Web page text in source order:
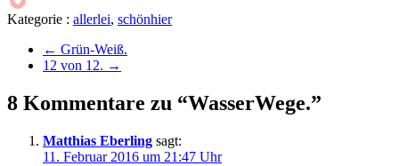
Kategorie : allerlei, schönhier
← Grün-Weiß.
12 von 12. →
8 Kommentare zu “WasserWege.”
Matthias Eberling sagt:
11. Februar 2016 um 21:47 Uhr